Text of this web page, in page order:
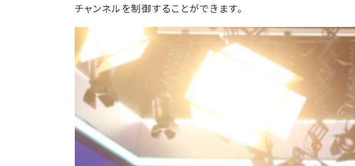
チャンネルを制御することができます。